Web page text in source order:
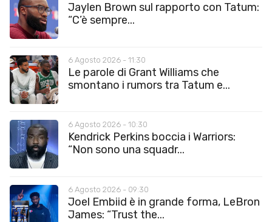
Jaylen Brown sul rapporto con Tatum:
“C’è sempre...
6 Agosto 2026 - 11:30
Le parole di Grant Williams che
smontano i rumors tra Tatum e...
6 Agosto 2026 - 10:30
Kendrick Perkins boccia i Warriors:
“Non sono una squadr...
6 Agosto 2026 - 09:30
Joel Embiid è in grande forma, LeBron
James: “Trust the...